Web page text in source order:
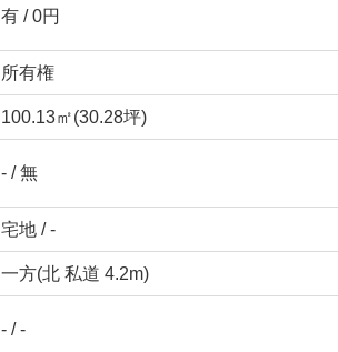
有 / 0円
所有権
100.13㎡(30.28坪)
- / 無
宅地 / -
一方(北 私道 4.2m)
- / -